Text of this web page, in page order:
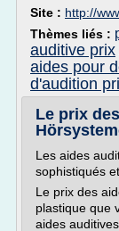
Site : http://
Thèmes liés :
auditive prix
aides pour
d'audition
Le prix
Les aides
sophistiqués
Le prix des
plastique que
aides